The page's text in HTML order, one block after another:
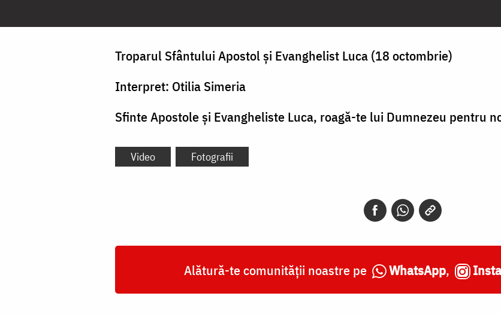
Troparul Sfântului Apostol și Evanghelist Luca (18 octombrie)
Interpret: Otilia Simeria
Sfinte Apostole și Evangheliste Luca, roagă-te lui Dumnezeu pentru
Video Fotografii
Alătură-te comunității noastre pe WhatsApp,